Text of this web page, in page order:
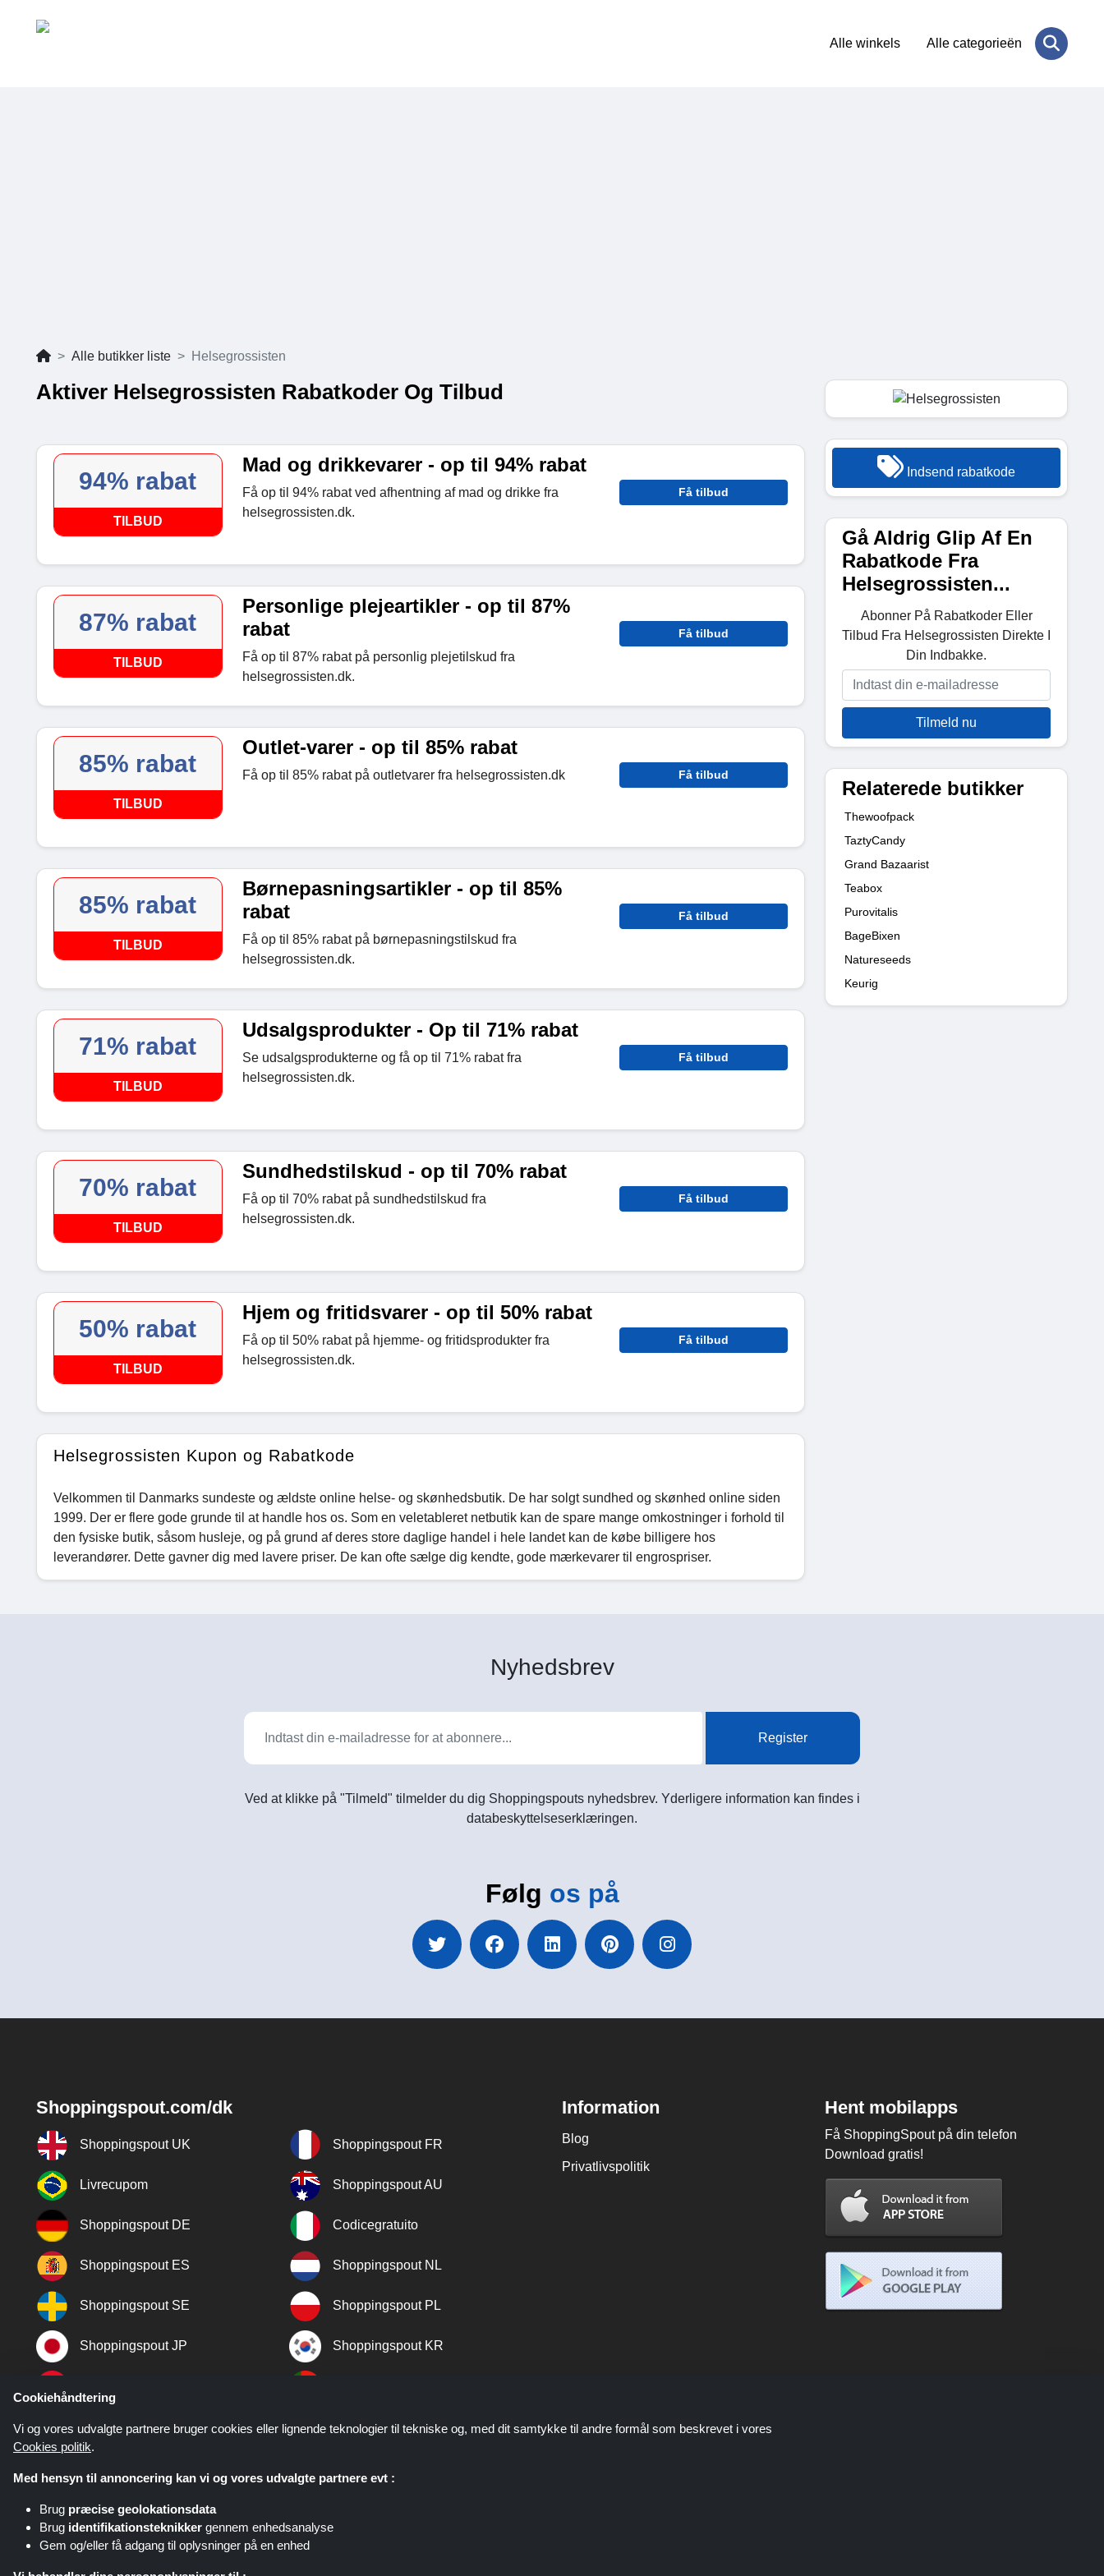
Alle winkels Alle categorieën
Alle butikker liste Helsegrossisten
Aktiver Helsegrossisten Rabatkoder Og Tilbud
94% rabat
TILBUD
Mad og drikkevarer - op til 94% rabat
Få op til 94% rabat ved afhentning af mad og drikke fra
helsegrossisten.dk.
Få tilbud
87% rabat
TILBUD
Personlige plejeartikler - op til 87%
rabat
Få op til 87% rabat på personlig plejetilskud fra
helsegrossisten.dk.
Få tilbud
85% rabat
TILBUD
Outlet-varer - op til 85% rabat
Få op til 85% rabat på outletvarer fra helsegrossisten.dk Få tilbud
85% rabat
TILBUD
Børnepasningsartikler - op til 85%
rabat
Få op til 85% rabat på børnepasningstilskud fra
helsegrossisten.dk.
Få tilbud
71% rabat
TILBUD
Udsalgsprodukter - Op til 71% rabat
Se udsalgsprodukterne og få op til 71% rabat fra
helsegrossisten.dk.
Få tilbud
70% rabat
TILBUD
Sundhedstilskud - op til 70% rabat
Få op til 70% rabat på sundhedstilskud fra
helsegrossisten.dk.
Få tilbud
50% rabat
TILBUD
Hjem og fritidsvarer - op til 50% rabat
Få op til 50% rabat på hjemme- og fritidsprodukter fra
helsegrossisten.dk.
Få tilbud
Helsegrossisten Kupon og Rabatkode
Velkommen til Danmarks sundeste og ældste online helse- og skønhedsbutik. De har solgt sundhed og skønhed online siden
1999. Der er flere gode grunde til at handle hos os. Som en veletableret netbutik kan de spare mange omkostninger i forhold til
den fysiske butik, såsom husleje, og på grund af deres store daglige handel i hele landet kan de købe billigere hos
leverandører. Dette gavner dig med lavere priser. De kan ofte sælge dig kendte, gode mærkevarer til engrospriser.
Indsend rabatkode
Gå Aldrig Glip Af En
Rabatkode Fra
Helsegrossisten...
Abonner På Rabatkoder Eller
Tilbud Fra Helsegrossisten Direkte I
Din Indbakke.
Tilmeld nu
Relaterede butikker
Thewoofpack
TaztyCandy
Grand Bazaarist
Teabox
Purovitalis
BageBixen
Natureseeds
Keurig
Nyhedsbrev
Register
Ved at klikke på "Tilmeld" tilmelder du dig Shoppingspouts nyhedsbrev. Yderligere information kan findes i
databeskyttelseserklæringen.
Følg os på
Shoppingspout.com/dk
Shoppingspout UK Shoppingspout FR
Livrecupom Shoppingspout AU
Shoppingspout DE Codicegratuito
Shoppingspout ES Shoppingspout NL
Shoppingspout SE Shoppingspout PL
Shoppingspout JP Shoppingspout KR
Shoppingspout NO
Information
Blog
Privatlivspolitik
Hent mobilapps
Få ShoppingSpout på din telefon
Download gratis!
Shoppingspout.com/dk eller dets personale er ikke involveret, når du foretager et køb via disse links, Shoppingspout.com/dk optjener kun
Cookiehåndtering
Vi og vores udvalgte partnere bruger cookies eller lignende teknologier til tekniske og, med dit samtykke til andre formål som beskrevet i vores
Cookies politik.
Med hensyn til annoncering kan vi og vores udvalgte partnere evt :
Brug præcise geolokationsdata
Brug identifikationsteknikker gennem enhedsanalyse
Gem og/eller få adgang til oplysninger på en enhed